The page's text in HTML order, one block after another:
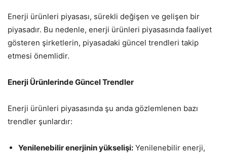
Enerji ürünleri piyasası, sürekli değişen ve gelişen bir
piyasadır. Bu nedenle, enerji ürünleri piyasasında faaliyet
gösteren şirketlerin, piyasadaki güncel trendleri takip
etmesi önemlidir.
Enerji Ürünlerinde Güncel Trendler
Enerji ürünleri piyasasında şu anda gözlemlenen bazı
trendler şunlardır:
Yenilenebilir enerjinin yükselişi: Yenilenebilir enerji,